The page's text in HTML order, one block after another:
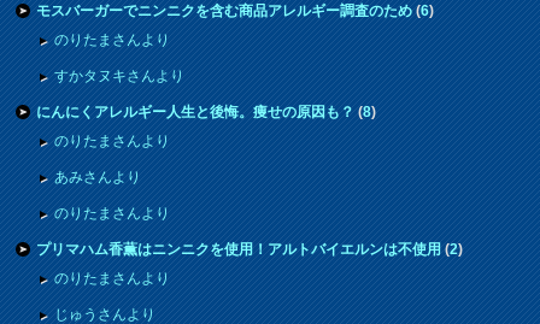
モスバーガーでニンニクを含む商品アレルギー調査のため(6)
のりたまさんより
すかタヌキさんより
にんにくアレルギー人生と後悔。痩せの原因も？(8)
のりたまさんより
あみさんより
のりたまさんより
プリマハム香薫はニンニクを使用！アルトバイエルンは不使用(2)
のりたまさんより
じゅうさんより